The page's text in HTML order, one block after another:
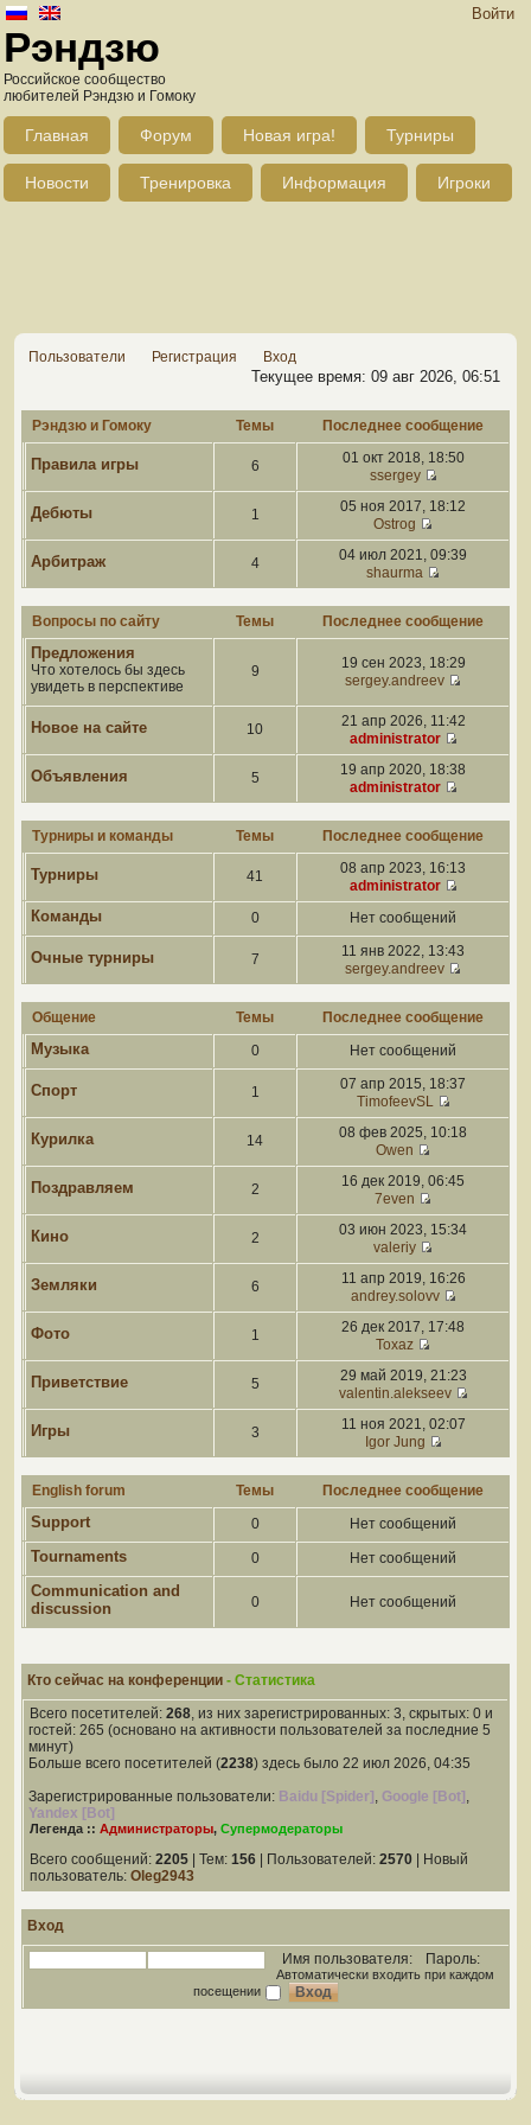
Войти
Рэндзю
Российское сообщество
любителей Рэндзю и Гомоку
Главная Форум Новая игра! Турниры
Новости Тренировка Информация Игроки
Пользователи Регистрация Вход
Текущее время: 09 авг 2026, 06:51
Рэндзю и Гомоку Темы Последнее сообщение
Правила игры 6
01 окт 2018, 18:50
ssergey
Дебюты 1
05 ноя 2017, 18:12
Ostrog
Арбитраж 4
04 июл 2021, 09:39
shaurma
Вопросы по сайту Темы Последнее сообщение
Предложения
Что хотелось бы здесь
увидеть в перспективе
9
19 сен 2023, 18:29
sergey.andreev
Новое на сайте 10
21 апр 2026, 11:42
administrator
Объявления 5
19 апр 2020, 18:38
administrator
Турниры и команды Темы Последнее сообщение
Турниры 41
08 апр 2023, 16:13
administrator
Команды 0 Нет сообщений
Очные турниры 7
11 янв 2022, 13:43
sergey.andreev
Общение Темы Последнее сообщение
Музыка 0 Нет сообщений
Спорт 1
07 апр 2015, 18:37
TimofeevSL
Курилка 14
08 фев 2025, 10:18
Owen
Поздравляем 2
16 дек 2019, 06:45
7even
Кино 2
03 июн 2023, 15:34
valeriy
Земляки 6
11 апр 2019, 16:26
andrey.solovv
Фото 1
26 дек 2017, 17:48
Toxaz
Приветствие 5
29 май 2019, 21:23
valentin.alekseev
Игры 3
11 ноя 2021, 02:07
Igor Jung
English forum Темы Последнее сообщение
Support 0 Нет сообщений
Tournaments 0 Нет сообщений
Communication and
discussion
0 Нет сообщений
Кто сейчас на конференции - Статистика
Всего посетителей: 268, из них зарегистрированных: 3, скрытых: 0 и
гостей: 265 (основано на активности пользователей за последние 5
минут)
Больше всего посетителей (2238) здесь было 22 июл 2026, 04:35
Зарегистрированные пользователи: Baidu [Spider] , Google [Bot] ,
Yandex [Bot]
Легенда :: Администраторы, Супермодераторы
Всего сообщений: 2205 | Тем: 156 | Пользователей: 2570 | Новый
пользователь: Oleg2943
Вход
Имя пользователя:
Пароль:
Автоматически входить при каждом
посещении